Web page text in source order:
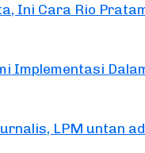
Ini Cara Rio
Implementasi
LPM untan